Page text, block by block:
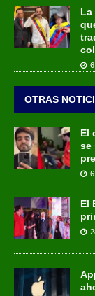
La
OTRAS
El
se
El